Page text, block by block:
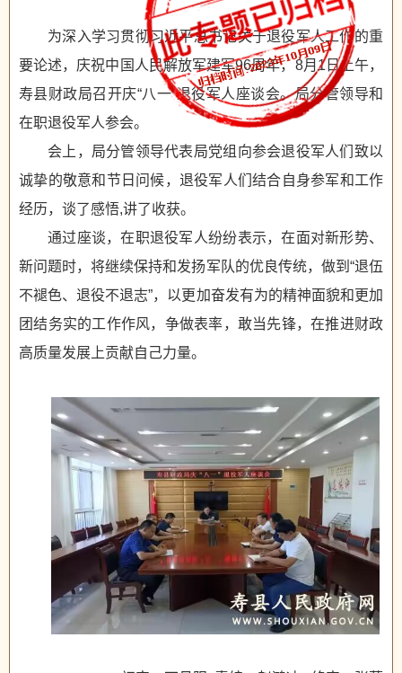
为深入学习贯彻习近平总书记关于退役军人工作的重
要论述，庆祝中国人民解放军建军96周年，8月1日上午，
寿县财政局召开庆“八一”退役军人座谈会。局分管领导和
在职退役军人参会。
会上，局分管领导代表局党组向参会退役军人们致以
诚挚的敬意和节日问候，退役军人们结合自身参军和工作
经历，谈了感悟,讲了收获。
通过座谈，在职退役军人纷纷表示，在面对新形势、
新问题时，将继续保持和发扬军队的优良传统，做到“退伍
不褪色、退役不退志”，以更加奋发有为的精神面貌和更加
团结务实的工作作风，争做表率，敢当先锋，在推进财政
高质量发展上贡献自己力量。